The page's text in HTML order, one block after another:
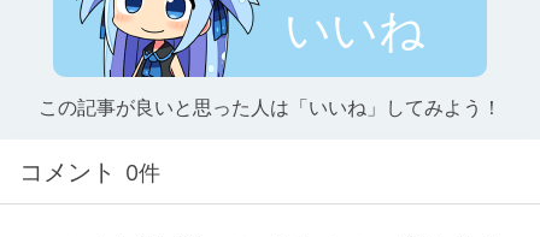
いいね
この記事が良いと思った人は「いいね」してみよう！
コメント 0件